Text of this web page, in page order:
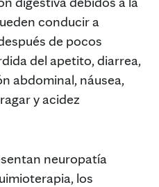
conducir a
de pocos
del apetito, diarrea,
abdominal, náusea,
y acidez
neuropatía
los